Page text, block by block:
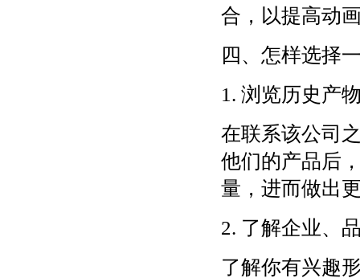
合，以提高动
四、怎样选择
1. 浏览历史产
在联系该公司
他们的产品后
量，进而做出
2. 了解企业、
了解你有兴趣